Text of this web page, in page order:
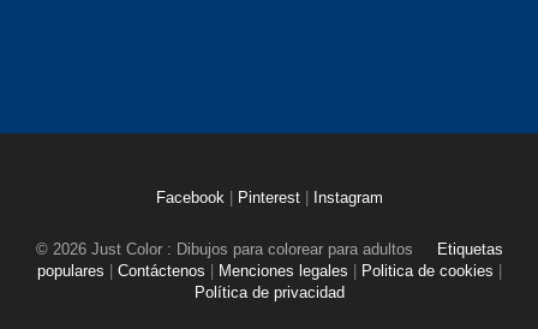
Facebook Pinterest Instagram
© 2026 Just Color : Dibujos para colorear para adultos
Etiquetas
populares
Contáctenos Menciones legales Politica de cookies
Política de privacidad